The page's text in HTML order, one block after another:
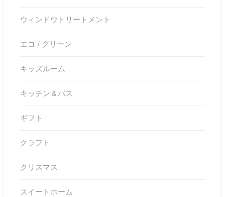
ウィンドウトリートメント
エコ / グリーン
キッズルーム
キッチン＆バス
ギフト
クラフト
クリスマス
スイートホーム